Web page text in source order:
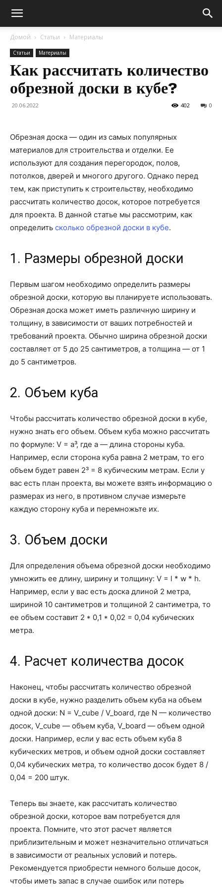
Домой Статьи Материалы
Статьи Материалы
Как рассчитать количество
обрезной доски в кубе?
20.06.2022 0
402
Обрезная доска — один из самых популярных
материалов для строительства и отделки. Ее
используют для создания перегородок, полов,
потолков, дверей и многого другого. Однако перед
тем, как приступить к строительству, необходимо
рассчитать количество досок, которое потребуется
для проекта. В данной статье мы рассмотрим, как
определить сколько обрезной доски в кубе.
1. Размеры обрезной доски
Первым шагом необходимо определить размеры
обрезной доски, которую вы планируете использовать.
Обрезная доска может иметь различную ширину и
толщину, в зависимости от ваших потребностей и
требований проекта. Обычно ширина обрезной доски
составляет от 5 до 25 сантиметров, а толщина — от 1
до 5 сантиметров.
2. Объем куба
Чтобы рассчитать количество обрезной доски в кубе,
нужно знать его объем. Объем куба можно рассчитать
по формуле: V = a³, где а — длина стороны куба.
Например, если сторона куба равна 2 метрам, то его
объем будет равен 2³ = 8 кубическим метрам. Если у
вас есть план проекта, вы можете взять информацию о
размерах из него, в противном случае измерьте
каждую сторону куба и перемножьте их.
3. Объем доски
Для определения объема обрезной доски необходимо
умножить ее длину, ширину и толщину: V = l * w * h.
Например, если у вас есть доска длиной 2 метра,
шириной 10 сантиметров и толщиной 2 сантиметра, то
ее объем составит 2 * 0,1 * 0,02 = 0,04 кубических
метра.
4. Расчет количества досок
Наконец, чтобы рассчитать количество обрезной
доски в кубе, нужно разделить объем куба на объем
одной доски: N = V_cube / V_board, где N — количество
досок, V_cube — объем куба, V_board — объем одной
доски. Например, если у вас есть объем куба 8
кубических метров, и объем одной доски составляет
0,04 кубических метра, то количество досок будет 8 /
0,04 = 200 штук.
Теперь вы знаете, как рассчитать количество
обрезной доски, которое вам потребуется для
проекта. Помните, что этот расчет является
приблизительным и может незначительно отличаться
в зависимости от реальных условий и потерь.
Рекомендуется приобрести немного больше досок,
чтобы иметь запас в случае ошибок или потерь